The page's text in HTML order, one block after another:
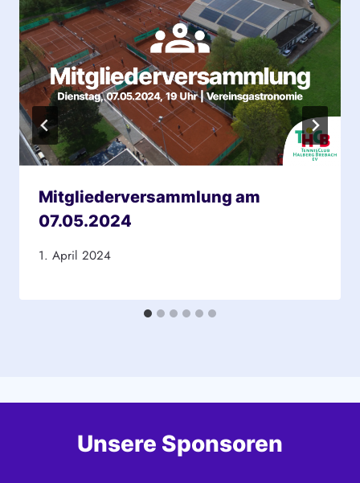
Mitgliederversammlung am
07.05.2024
1. April 2024
Unsere Sponsoren